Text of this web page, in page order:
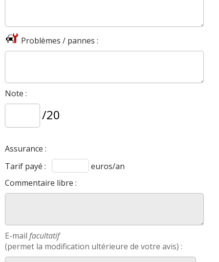
Problèmes / pannes :
Note :
/20
Assurance :
Tarif payé :
euros/an
Commentaire libre :
E-mail facultatif
(permet la modification ultérieure de votre avis) :